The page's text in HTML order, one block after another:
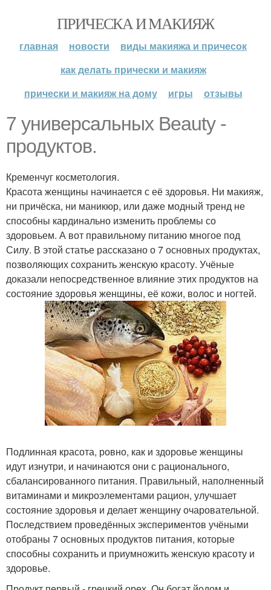
ПРИЧЕСКА И МАКИЯЖ
главная новости
виды макияжа и причесок
как делать прически и макияж
прически и макияж на дому
игры отзывы
7 универсальных Beauty -
продуктов.
Кременчуг косметология.
Красота женщины начинается с её здоровья. Ни макияж,
ни причёска, ни маникюр, или даже модный тренд не
способны кардинально изменить проблемы со
здоровьем. А вот правильному питанию многое под
Силу. В этой статье рассказано о 7 основных продуктах,
позволяющих сохранить женскую красоту. Учёные
доказали непосредственное влияние этих продуктов на
состояние здоровья женщины, её кожи, волос и ногтей.
Подлинная красота, ровно, как и здоровье женщины
идут изнутри, и начинаются они с рационального,
сбалансированного питания. Правильный, наполненный
витаминами и микроэлементами рацион, улучшает
состояние здоровья и делает женщину очаровательной.
Последствием проведённых экспериментов учёными
отобраны 7 основных продуктов питания, которые
способны сохранить и приумножить женскую красоту и
здоровье.